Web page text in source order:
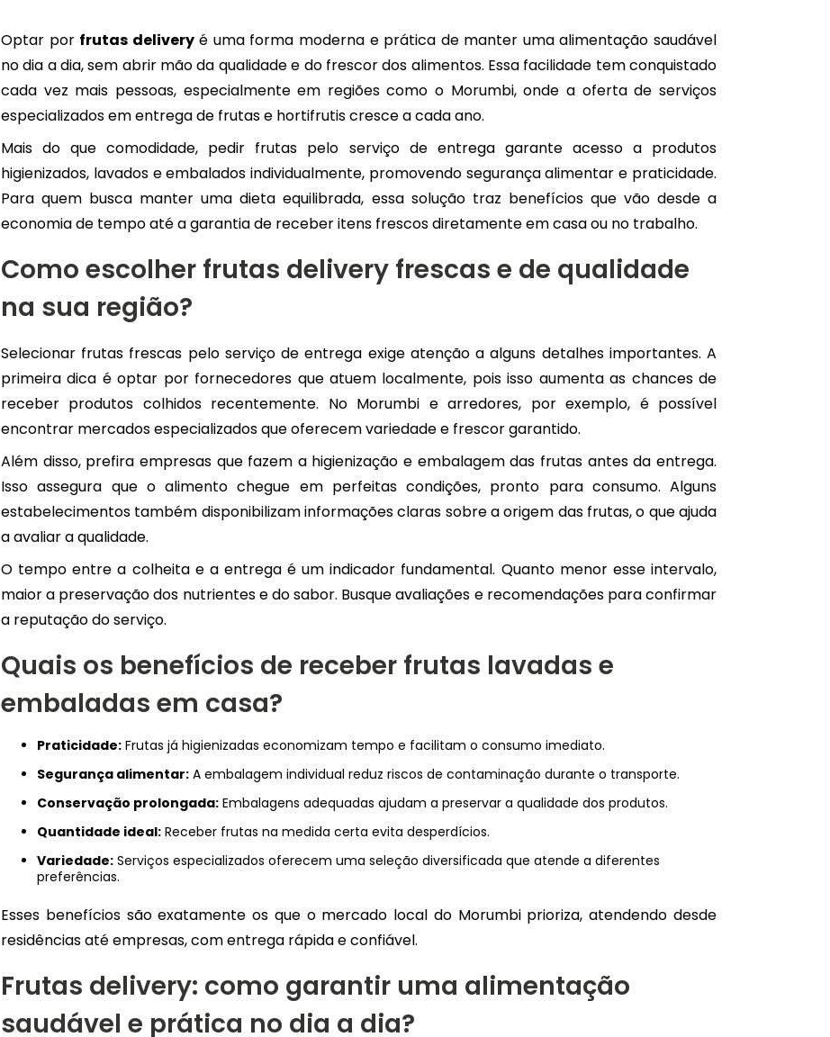
Optar por frutas deliveryé uma forma moderna e prática de manter uma alimentação saudável
no dia a dia, sem abrir mão da qualidade e do frescor dos alimentos. Essa facilidade tem conquistado
cada vez mais pessoas, especialmente em regiões como o Morumbi, onde a oferta de serviços
especializados em entrega de frutas e hortifrutis cresce a cada ano.
Mais do que comodidade, pedir frutas pelo serviço de entrega garante acesso a produtos
higienizados, lavados e embalados individualmente, promovendo segurança alimentar e praticidade.
Para quem busca manter uma dieta equilibrada, essa solução traz benefícios que vão desde a
economia de tempo até a garantia de receber itens frescos diretamente em casa ou no trabalho.
Como escolher frutas delivery frescas e de qualidade
na sua região?
Selecionar frutas frescas pelo serviço de entrega exige atenção a alguns detalhes importantes. A
primeira dica é optar por fornecedores que atuem localmente, pois isso aumenta as chances de
receber produtos colhidos recentemente. No Morumbi e arredores, por exemplo, é possível
encontrar mercados especializados que oferecem variedade e frescor garantido.
Além disso, prefira empresas que fazem a higienização e embalagem das frutas antes da entrega.
Isso assegura que o alimento chegue em perfeitas condições, pronto para consumo. Alguns
estabelecimentos também disponibilizam informações claras sobre a origem das frutas, o que ajuda
a avaliar a qualidade.
O tempo entre a colheita e a entrega é um indicador fundamental. Quanto menor esse intervalo,
maior a preservação dos nutrientes e do sabor. Busque avaliações e recomendações para confirmar
a reputação do serviço.
Quais os benefícios de receber frutas lavadas e
embaladas em casa?
Praticidade: Frutas já higienizadas economizam tempo e facilitam o consumo imediato.
Segurança alimentar: A embalagem individual reduz riscos de contaminação durante o transporte.
Conservação prolongada: Embalagens adequadas ajudam a preservar a qualidade dos produtos.
Quantidade ideal: Receber frutas na medida certa evita desperdícios.
Variedade: Serviços especializados oferecem uma seleção diversificada que atende a diferentes
preferências.
Esses benefícios são exatamente os que o mercado local do Morumbi prioriza, atendendo desde
residências até empresas, com entrega rápida e confiável.
Frutas delivery: como garantir uma alimentação
saudável e prática no dia a dia?